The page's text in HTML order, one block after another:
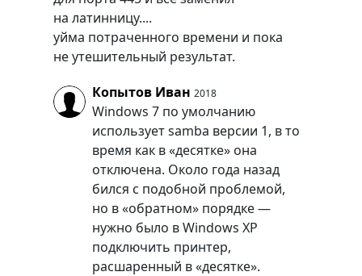
на латинницу....
уйма потраченного времени и пока
не утешительный результат.
Копытов Иван 2018
Windows 7 по умолчанию
использует samba версии 1, в то
время как в «десятке» она
отключена. Около года назад
бился с подобной проблемой,
но в «обратном» порядке —
нужно было в Windows XP
подключить принтер,
расшаренный в «десятке».